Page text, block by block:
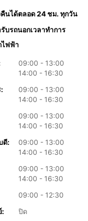
คืนได้ตลอด 24 ชม. ทุกวัน
บรถนอกเวลาทำการ
ไฟฟ้า
09:00 - 13:00
14:00 - 16:30
09:00 - 13:00
14:00 - 16:30
09:00 - 13:00
14:00 - 16:30
ดี:
09:00 - 13:00
14:00 - 16:30
09:00 - 13:00
14:00 - 16:30
09:00 - 12:30
:
ปิด